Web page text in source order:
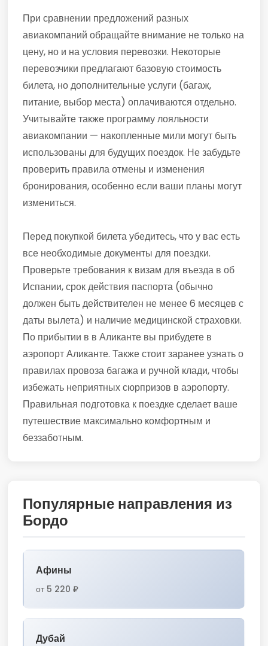
При сравнении предложений разных
авиакомпаний обращайте внимание не только на
цену, но и на условия перевозки. Некоторые
перевозчики предлагают базовую стоимость
билета, но дополнительные услуги (багаж,
питание, выбор места) оплачиваются отдельно.
Учитывайте также программу лояльности
авиакомпании — накопленные мили могут быть
использованы для будущих поездок. Не забудьте
проверить правила отмены и изменения
бронирования, особенно если ваши планы могут
измениться.
Перед покупкой билета убедитесь, что у вас есть
все необходимые документы для поездки.
Проверьте требования к визам для въезда в об
Испании, срок действия паспорта (обычно
должен быть действителен не менее 6 месяцев с
даты вылета) и наличие медицинской страховки.
По прибытии в в Аликанте вы прибудете в
аэропорт Аликанте. Также стоит заранее узнать о
правилах провоза багажа и ручной клади, чтобы
избежать неприятных сюрпризов в аэропорту.
Правильная подготовка к поездке сделает ваше
путешествие максимально комфортным и
беззаботным.
Популярные направления из
Бордо
Афины
от 5 220 ₽
Дубай